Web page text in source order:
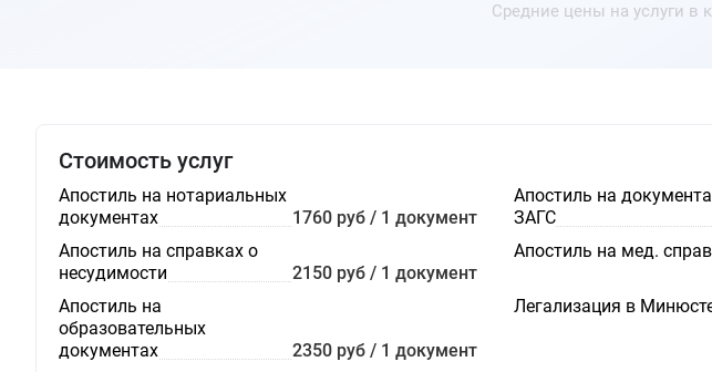
Средние цены на услуги в
Стоимость услуг
Апостиль на нотариальных
документах
1760 руб / 1 документ
Апостиль на
ЗАГС
Апостиль на справках о
несудимости
2150 руб / 1 документ
Апостиль на мед.
Апостиль на
образовательных
документах
2350 руб / 1 документ
Легализация в